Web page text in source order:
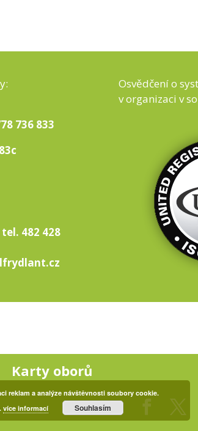
736 833
482 428
Osvědčení o
v organizaci v
Karty oborů
reklam a analýze návštěvnosti soubory cookie.
více informací Souhlasím